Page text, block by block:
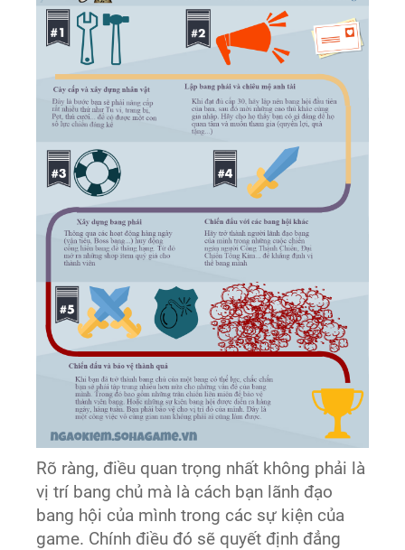
Rõ ràng, điều quan trọng nhất không phải là
vị trí bang chủ mà là cách bạn lãnh đạo
bang hội của mình trong các sự kiện của
game. Chính điều đó sẽ quyết định đẳng